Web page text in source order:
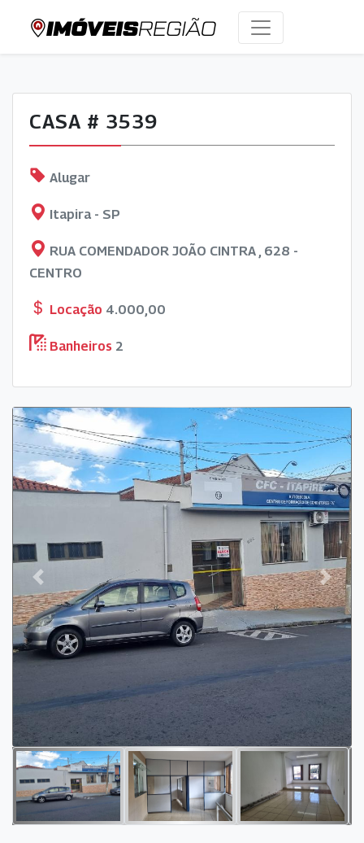
CASA # 3539
Alugar
Itapira - SP
RUA COMENDADOR JOÃO CINTRA , 628 -
CENTRO
Locação 4.000,00
Banheiros 2
Previous Next